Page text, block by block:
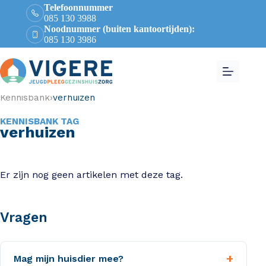
Telefoonnummer
085 130 3988
Noodnummer (buiten kantoortijden):
085 130 3986
Kennisbank›verhuizen
KENNISBANK TAG
verhuizen
Er zijn nog geen artikelen met deze tag.
Vragen
Mag mijn huisdier mee? +